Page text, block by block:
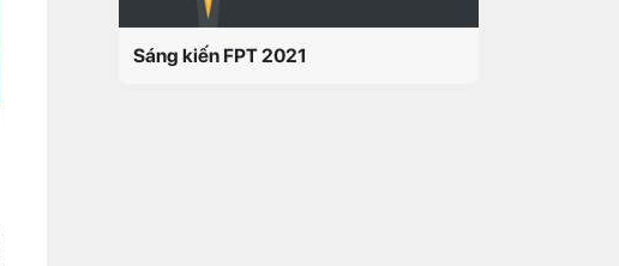
Sáng kiến FPT 2021